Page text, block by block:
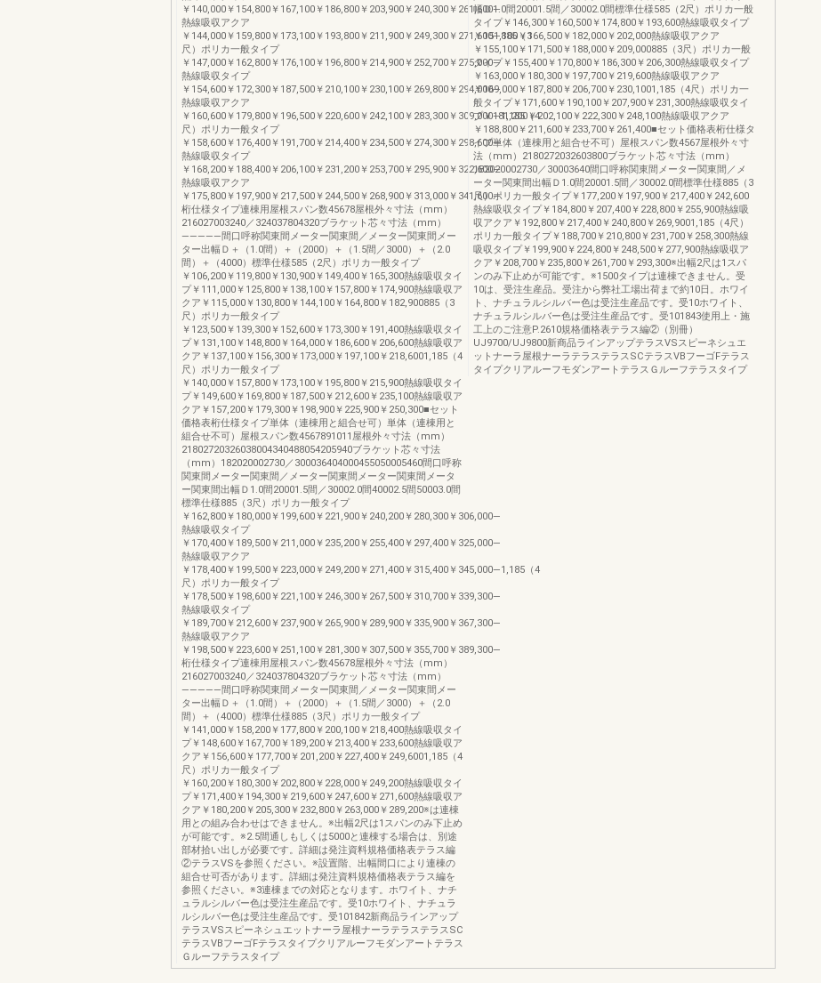
￥140,000￥154,800￥167,100￥186,800￥203,900￥240,300￥261,600―
熱線吸収アクア
￥144,000￥159,800￥173,100￥193,800￥211,900￥249,300￥271,600―885（3
尺）ポリカ一般タイプ
￥147,000￥162,800￥176,100￥196,800￥214,900￥252,700￥275,000―
熱線吸収タイプ
￥154,600￥172,300￥187,500￥210,100￥230,100￥269,800￥294,000―
熱線吸収アクア
￥160,600￥179,800￥196,500￥220,600￥242,100￥283,300￥309,000―1,185（4
尺）ポリカ一般タイプ
￥158,600￥176,400￥191,700￥214,400￥234,500￥274,300￥298,600―
熱線吸収タイプ
￥168,200￥188,400￥206,100￥231,200￥253,700￥295,900￥322,600―
熱線吸収アクア
￥175,800￥197,900￥217,500￥244,500￥268,900￥313,000￥341,600―
桁仕様タイプ連棟用屋根スパン数45678屋根外々寸法（mm）
216027003240／324037804320ブラケット芯々寸法（mm）
―――――間口呼称関東間メーター関東間／メーター関東間メー
ター出幅Ｄ＋（1.0間）＋（2000）＋（1.5間／3000）＋（2.0
間）＋（4000）標準仕様585（2尺）ポリカ一般タイプ
￥106,200￥119,800￥130,900￥149,400￥165,300熱線吸収タイ
プ￥111,000￥125,800￥138,100￥157,800￥174,900熱線吸収ア
クア￥115,000￥130,800￥144,100￥164,800￥182,900885（3
尺）ポリカ一般タイプ
￥123,500￥139,300￥152,600￥173,300￥191,400熱線吸収タイ
プ￥131,100￥148,800￥164,000￥186,600￥206,600熱線吸収ア
クア￥137,100￥156,300￥173,000￥197,100￥218,6001,185（4
尺）ポリカ一般タイプ
￥140,000￥157,800￥173,100￥195,800￥215,900熱線吸収タイ
プ￥149,600￥169,800￥187,500￥212,600￥235,100熱線吸収ア
クア￥157,200￥179,300￥198,900￥225,900￥250,300■セット
価格表桁仕様タイプ単体（連棟用と組合せ可）単体（連棟用と
組合せ不可）屋根スパン数4567891011屋根外々寸法（mm）
21802720326038004340488054205940ブラケット芯々寸法
（mm）182020002730／300036404000455050005460間口呼称
関東間メーター関東間／メーター関東間メーター関東間メータ
ー関東間出幅Ｄ1.0間20001.5間／30002.0間40002.5間50003.0間
標準仕様885（3尺）ポリカ一般タイプ
￥162,800￥180,000￥199,600￥221,900￥240,200￥280,300￥306,000―
熱線吸収タイプ
￥170,400￥189,500￥211,000￥235,200￥255,400￥297,400￥325,000―
熱線吸収アクア
￥178,400￥199,500￥223,000￥249,200￥271,400￥315,400￥345,000―1,185（4
尺）ポリカ一般タイプ
￥178,500￥198,600￥221,100￥246,300￥267,500￥310,700￥339,300―
熱線吸収タイプ
￥189,700￥212,600￥237,900￥265,900￥289,900￥335,900￥367,300―
熱線吸収アクア
￥198,500￥223,600￥251,100￥281,300￥307,500￥355,700￥389,300―
桁仕様タイプ連棟用屋根スパン数45678屋根外々寸法（mm）
216027003240／324037804320ブラケット芯々寸法（mm）
―――――間口呼称関東間メーター関東間／メーター関東間メー
ター出幅Ｄ＋（1.0間）＋（2000）＋（1.5間／3000）＋（2.0
間）＋（4000）標準仕様885（3尺）ポリカ一般タイプ
￥141,000￥158,200￥177,800￥200,100￥218,400熱線吸収タイ
プ￥148,600￥167,700￥189,200￥213,400￥233,600熱線吸収ア
クア￥156,600￥177,700￥201,200￥227,400￥249,6001,185（4
尺）ポリカ一般タイプ
￥160,200￥180,300￥202,800￥228,000￥249,200熱線吸収タイ
プ￥171,400￥194,300￥219,600￥247,600￥271,600熱線吸収ア
クア￥180,200￥205,300￥232,800￥263,000￥289,200※は連棟
用との組み合わせはできません。※出幅2尺は1スパンのみ下止め
が可能です。※2.5間通しもしくは5000と連棟する場合は、別途
部材拾い出しが必要です。詳細は発注資料規格価格表テラス編
②テラスVSを参照ください。※設置階、出幅間口により連棟の
組合せ可否があります。詳細は発注資料規格価格表テラス編を
参照ください。※3連棟までの対応となります。ホワイト、ナチ
ュラルシルバー色は受注生産品です。受10ホワイト、ナチュラ
ルシルバー色は受注生産品です。受101842新商品ラインアップ
テラスVSスピーネシュエットナーラ屋根ナーラテラステラスSC
テラスVBフーゴFテラスタイプクリアルーフモダンアートテラス
Ｇルーフテラスタイプ
幅Ｄ1.0間20001.5間／30002.0間標準仕様585（2尺）ポリカ一般
タイプ￥146,300￥160,500￥174,800￥193,600熱線吸収タイプ
￥151,100￥166,500￥182,000￥202,000熱線吸収アクア
￥155,100￥171,500￥188,000￥209,000885（3尺）ポリカ一般
タイプ￥155,400￥170,800￥186,300￥206,300熱線吸収タイプ
￥163,000￥180,300￥197,700￥219,600熱線吸収アクア
￥169,000￥187,800￥206,700￥230,1001,185（4尺）ポリカ一
般タイプ￥171,600￥190,100￥207,900￥231,300熱線吸収タイ
プ￥181,200￥202,100￥222,300￥248,100熱線吸収アクア
￥188,800￥211,600￥233,700￥261,400■セット価格表桁仕様タ
イプ単体（連棟用と組合せ不可）屋根スパン数4567屋根外々寸
法（mm）2180272032603800ブラケット芯々寸法（mm）
182020002730／30003640間口呼称関東間メーター関東間／メ
ーター関東間出幅Ｄ1.0間20001.5間／30002.0間標準仕様885（3
尺）ポリカ一般タイプ￥177,200￥197,900￥217,400￥242,600
熱線吸収タイプ￥184,800￥207,400￥228,800￥255,900熱線吸
収アクア￥192,800￥217,400￥240,800￥269,9001,185（4尺）
ポリカ一般タイプ￥188,700￥210,800￥231,700￥258,300熱線
吸収タイプ￥199,900￥224,800￥248,500￥277,900熱線吸収ア
クア￥208,700￥235,800￥261,700￥293,300※出幅2尺は1スパ
ンのみ下止めが可能です。※1500タイプは連棟できません。受
10は、受注生産品。受注から弊社工場出荷まで約10日。ホワイ
ト、ナチュラルシルバー色は受注生産品です。受10ホワイト、
ナチュラルシルバー色は受注生産品です。受101843使用上・施
工上のご注意P.2610規格価格表テラス編②（別冊）
UJ9700/UJ9800新商品ラインアップテラスVSスピーネシュエ
ットナーラ屋根ナーラテラステラスSCテラスVBフーゴFテラス
タイプクリアルーフモダンアートテラスＧルーフテラスタイプ